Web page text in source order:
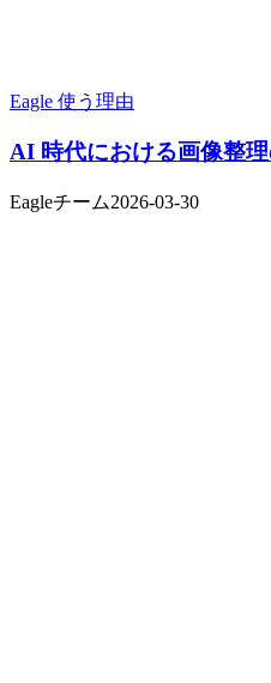
Eagle 使う理由
AI 時代における画像整
Eagleチーム2026-03-30